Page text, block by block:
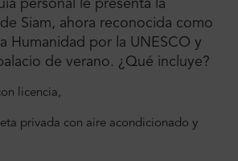
personal le presenta la
Siam, ahora reconocida como
Humanidad por la UNESCO y
de verano. ¿Qué incluye?
licencia,
privada con aire acondicionado y